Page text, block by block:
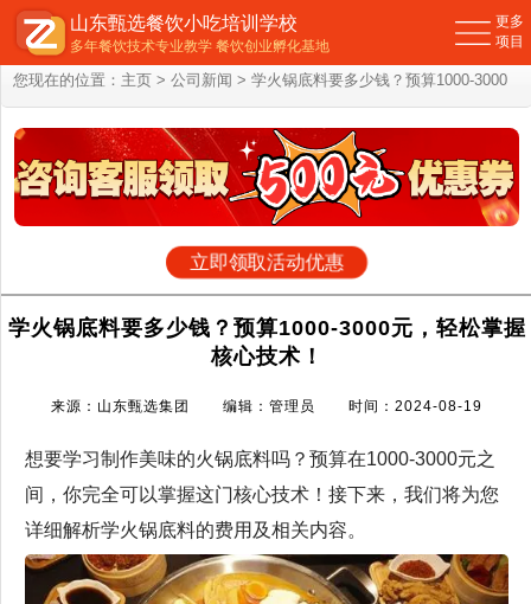
您现在的位置： 主页 > 公司新闻 > 学火锅底料要多少钱？预算1000-3000
元，轻松掌握核心技术！
立即领取活动优惠
学火锅底料要多少钱？预算1000-3000元，轻松掌握
核心技术！
来源：山东甄选集团 编辑：管理员 时间：2024-08-19
想要学习制作美味的火锅底料吗？预算在1000-3000元之
间，你完全可以掌握这门核心技术！接下来，我们将为您
详细解析学火锅底料的费用及相关内容。
山东甄选餐饮小吃培训学校
多年餐饮技术专业教学 餐饮创业孵化基地
更多
项目